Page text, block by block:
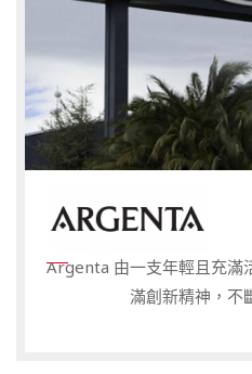
Argenta 由一支年輕且充滿
滿創新精神，不